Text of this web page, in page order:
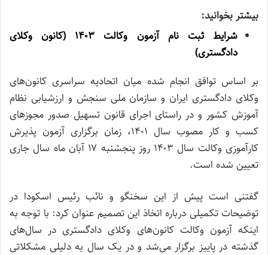
بیشتر بخوانید:
شرایط ثبت نام آزمون وکالت ۱۴۰۳ (کانون وکلای
دادگستری)
بر اساس توافق انجام شده میان اتحادیه سراسری کانون‌های
وکلای دادگستری ایران و سازمان ملی سنجش و ارزشیابی نظام
آموزش کشور و در راستای اجرای قانون تسهیل صدور مجوز‌های
کسب و کار مصوب سال ۱۴۰۱، زمان برگزاری آزمون پذیرش
کارآموزی وکالت سال ۱۴۰۳ روز پنجشنبه ۱۷ آبان ماه سال جاری
تعیین شده است.
گفتنی است پیش از این سخنگو و نائب رئیس اسکودا در
توضیحات تکمیلی درباره اتخاذ این تصمیم عنوان کرد:‌ با توجه به
اینکه آزمون وکالت کانون‌های وکلای دادگستری در سال‌های
گذشته در پاییز برگزار می‌شد و در یک سال به دلیلی مشکلاتی